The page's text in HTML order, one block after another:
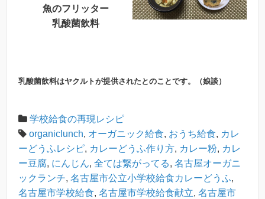
魚のフリッター
乳酸菌飲料
乳酸菌飲料はヤクルトが提供されたとのことです。（娘談）
学校給食の再現レシピ
organiclunch, オーガニック給食, おうち給食, カレ
ーどうふレシピ, カレーどうふ作り方, カレー粉, カレ
ー豆腐, にんじん, 全ては繋がってる, 名古屋オーガニ
ックランチ, 名古屋市公立小学校給食カレーどうふ,
名古屋市学校給食, 名古屋市学校給食献立, 名古屋市